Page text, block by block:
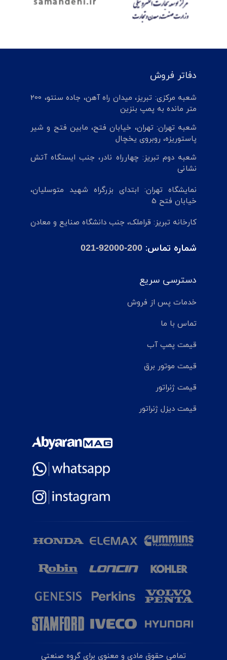
دفاتر فروش
شعبه مرکزی: تبریز، میدان راه آهن، جاده سنتو، 200
متر مانده به پمپ بنزین
شعبه تهران: تهران، خیابان فتح، مابین فتح و شیر
پاستوریزه، روبروی یخچال
شعبه دوم تبریز: چهارراه نادر، جنب ایستگاه آتش
نشانی
نمایشگاه تهران: ابتدای بزرگراه شهید متوسلیان،
خیابان فتح 5
کارخانه تبریز: قراملک، جنب دانشگاه صنایع و معادن
شماره تماس: 021-92000-200
دسترسی سریع
خدمات پس از فروش
تماس با ما
قیمت پمپ آب
قیمت موتور برق
قیمت ژنراتور
قیمت دیزل ژنراتور
تمامی حقوق مادی و معنوی برای گروه صنعتی